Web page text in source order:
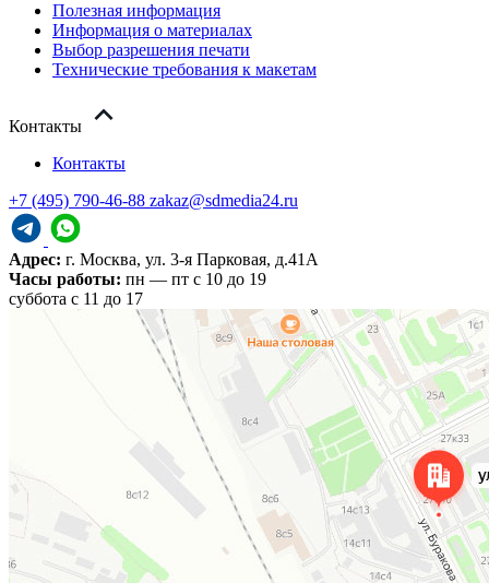
Полезная информация
Информация о материалах
Выбор разрешения печати
Технические требования к макетам
Контакты
Контакты
+7 (495) 790-46-88 zakaz@sdmedia24.ru
Адрес: г. Москва, ул. 3-я Парковая, д.41А
Часы работы: пн — пт с 10 до 19
cуббота с 11 до 17